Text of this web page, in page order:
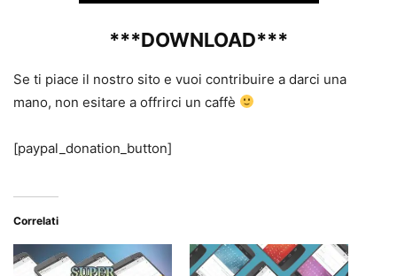
***DOWNLOAD***
Se ti piace il nostro sito e vuoi contribuire a darci una
mano, non esitare a offrirci un caffè
[paypal_donation_button]
Correlati